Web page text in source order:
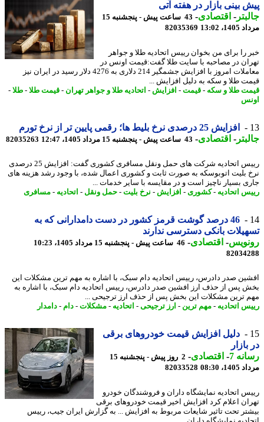
بینی بازار در هفته آتی
-اقتصادی-
43 ساعت پیش - پنجشنبه 15
13:02
82035369
را برای من بخوان رییس اتحادیه طلا و جواهر
در مصاحبه با سایت طلا گفت:قیمت اونس در
معاملات امروز با افزایش جشمگیر 214 دلاری به 4276 دلار رسید در ایران نیز
طلا و سکه به دلیل افزایش ...
طلا و سکه-قیمت-افزایش -اتحادیه طلا و جواهر تهران- قیمت طلا-طلا-
افزایش 25 درصدی نرخ بلیط ها؛ رقمی پایین تر از نرخ تورم
-اقتصادی-43 ساعت پیش - پنجشنبه 15 مرداد 1405، 12:47 82035263
رییس اتحادیه شرکت های حمل ونقل مسافری کشوری گفت: افزایش 25 درصدی
بلیت اتوبوسکه به صورت ثابت و کشوری اعمال شده، با وجود رشد هزینه های
بسیار ناچیز است و در مقایسه با سایر خدمات ...
اتحادیه-کشوری- افزایش -نرخ بلیت -حمل ونقل-اتحادیه-مسافری
46 درصد گوشت قرمز کشور در دست دامدارانی که به
بانکی دسترسی ندارند
-اقتصادی-46 ساعت پیش - پنجشنبه 15 مرداد 1405، 10:23
صدر دادرس، رییس اتحادیه دام سبک، با اشاره به مهم ترین مشکلات این
پس از حذف ارز افشین صدر دادرس، رییس اتحادیه دام سبک، با اشاره به
ترین مشکلات این بخش پس از حذف ارز ترجیحی ...
اتحادیه-مهم ترین- ارز ترجیحی-اتحادیه-مشکلات-دام-دامدار
دلیل افزایش قیمت خودروهای برقی
7
-اقتصادی-
2 روز پیش - پنجشنبه 15
08:30
82033528
اتحادیه نمایشگاه داران و فروشندگان خودرو
اعلام کرد افزایش اخیر قیمت خودروهای برقی
تحت تاثیر شایعات مربوط به افزایش ... به گزارش ایران جیب، رییس